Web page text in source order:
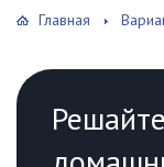
Главная